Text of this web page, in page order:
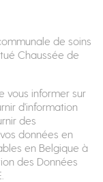
de soins
Chaussée de
vous informer sur
d'information
des
données en
en Belgique à
des Données